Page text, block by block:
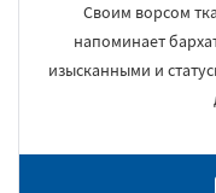
Своим ворсом
напоминает
изысканными и